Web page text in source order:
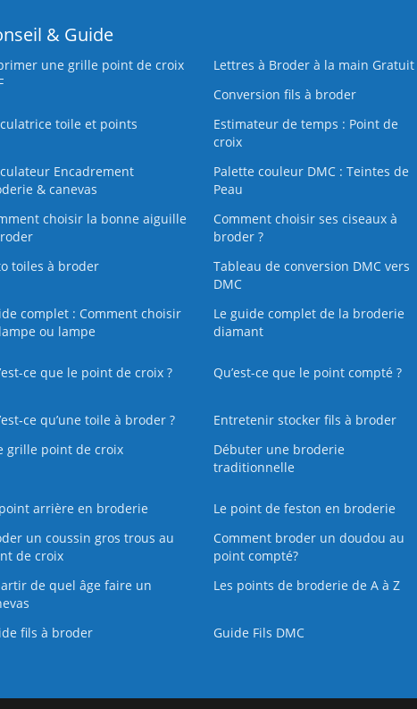
& Guide
une grille point de croix
Lettres à Broder à la main Gratuit
Conversion fils à broder
toile et points
Estimateur de temps : Point de
croix
Encadrement
& canevas
Palette couleur DMC : Teintes de
Peau
choisir la bonne aiguille
Comment choisir ses ciseaux à
broder ?
toiles à broder
Tableau de conversion DMC vers
DMC
complet : Comment choisir
ou lampe
Le guide complet de la broderie
diamant
ce que le point de croix ?
Qu’est-ce que le point compté ?
qu’une toile à broder ?
Entretenir stocker fils à broder
grille point de croix
Débuter une broderie
traditionnelle
arrière en broderie
Le point de feston en broderie
un coussin gros trous au
de croix
Comment broder un doudou au
point compté?
de quel âge faire un
Les points de broderie de A à Z
fils à broder
Guide Fils DMC